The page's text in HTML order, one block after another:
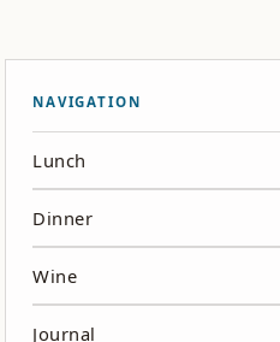
NAVIGATION
Lunch
Dinner
Wine
Journal